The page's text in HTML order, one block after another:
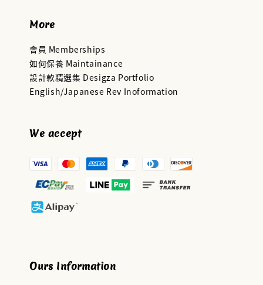
More
會員 Memberships
如何保養 Maintainance
設計款精選集 Desigza Portfolio
English/Japanese Rev Inoformation
We accept
Ours Information